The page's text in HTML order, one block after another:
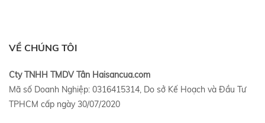
VỀ CHÚNG TÔI
Cty TNHH TMDV Tân Haisancua.com
Mã số Doanh Nghiệp: 0316415314, Do sở Kế Hoạch và Đầu Tư
TPHCM cấp ngày 30/07/2020